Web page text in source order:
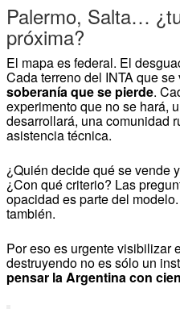
Palermo, Salta…
próxima?
El mapa es federal. El
Cada terreno del INTA que se
soberanía que se pierde.
experimento que no se hará,
desarrollará, una comunidad
asistencia técnica.
¿Quién decide qué se vende
¿Con qué criterio? Las
opacidad es parte del
también.
Por eso es urgente visibilizar
destruyendo no es sólo un
pensar la Argentina con